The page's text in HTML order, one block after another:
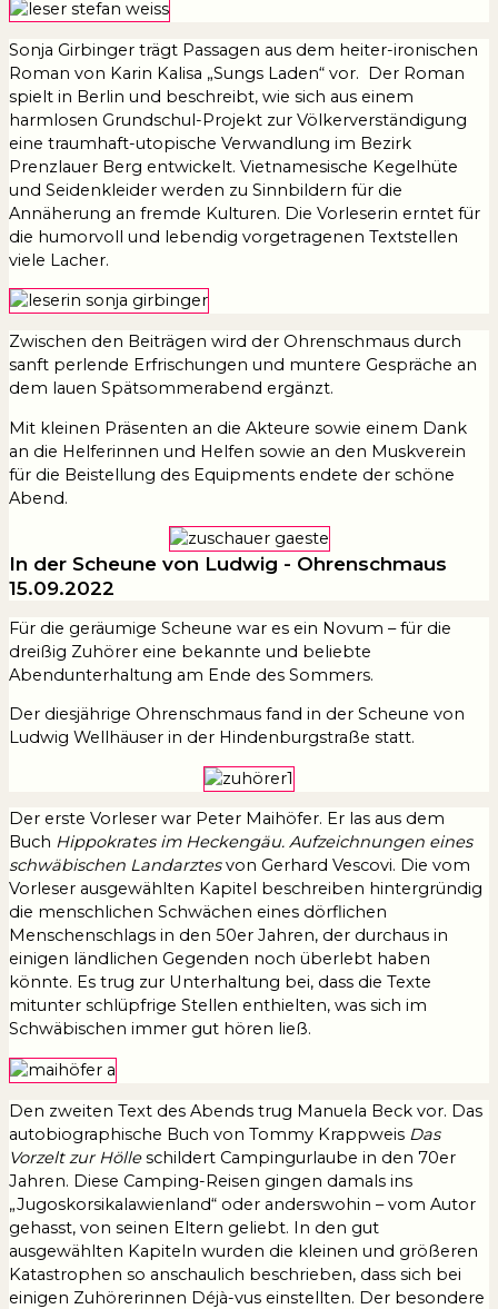
Sonja Girbinger trägt Passagen aus dem heiter-ironischen
Roman von Karin Kalisa „Sungs Laden“ vor. Der Roman
spielt in Berlin und beschreibt, wie sich aus einem
harmlosen Grundschul-Projekt zur Völkerverständigung
eine traumhaft-utopische Verwandlung im Bezirk
Prenzlauer Berg entwickelt. Vietnamesische Kegelhüte
und Seidenkleider werden zu Sinnbildern für die
Annäherung an fremde Kulturen. Die Vorleserin erntet für
die humorvoll und lebendig vorgetragenen Textstellen
viele Lacher.
Zwischen den Beiträgen wird der Ohrenschmaus durch
sanft perlende Erfrischungen und muntere Gespräche an
dem lauen Spätsommerabend ergänzt.
Mit kleinen Präsenten an die Akteure sowie einem Dank
an die Helferinnen und Helfen sowie an den Muskverein
für die Beistellung des Equipments endete der schöne
Abend.
In der Scheune von Ludwig - Ohrenschmaus
15.09.2022
Für die geräumige Scheune war es ein Novum – für die
dreißig Zuhörer eine bekannte und beliebte
Abendunterhaltung am Ende des Sommers.
Der diesjährige Ohrenschmaus fand in der Scheune von
Ludwig Wellhäuser in der Hindenburgstraße statt.
Der erste Vorleser war Peter Maihöfer. Er las aus dem
Buch Hippokrates im Heckengäu. Aufzeichnungen eines
schwäbischen Landarztesvon Gerhard Vescovi. Die vom
Vorleser ausgewählten Kapitel beschreiben hintergründig
die menschlichen Schwächen eines dörflichen
Menschenschlags in den 50er Jahren, der durchaus in
einigen ländlichen Gegenden noch überlebt haben
könnte. Es trug zur Unterhaltung bei, dass die Texte
mitunter schlüpfrige Stellen enthielten, was sich im
Schwäbischen immer gut hören ließ.
Den zweiten Text des Abends trug Manuela Beck vor. Das
autobiographische Buch von Tommy Krappweis Das
Vorzelt zur Hölleschildert Campingurlaube in den 70er
Jahren. Diese Camping-Reisen gingen damals ins
„Jugoskorsikalawienland“ oder anderswohin – vom Autor
gehasst, von seinen Eltern geliebt. In den gut
ausgewählten Kapiteln wurden die kleinen und größeren
Katastrophen so anschaulich beschrieben, dass sich bei
einigen Zuhörerinnen Déjà-vus einstellten. Der besondere